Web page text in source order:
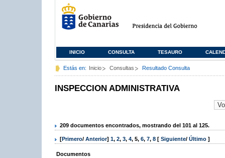
INICIO CONSULTA TESAURO
Estás en: Inicio Consultas Resultado Consulta
INSPECCION ADMINISTRATIVA
209 documentos encontrados, mostrando del 101 al 125.
[Primero/ Anterior] 1, 2, 3, 4, 5, 6, 7, 8 [ Siguiente/ Último ]
Documentos